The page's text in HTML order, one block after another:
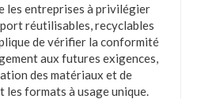
les entreprises à privilégier
réutilisables, recyclables
de vérifier la conformité
aux futures exigences,
des matériaux et de
formats à usage unique.